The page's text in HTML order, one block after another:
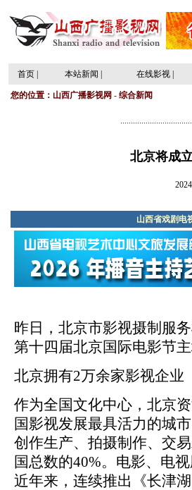
首页 本站新闻 在线影视
您的位置： 山西广播影视网 - 综合新闻
北京将成
山西省戏剧电
昨日，北京市影视摄制服
第十四届北京国际电影节
北京拥有2万余家影视企业
作为全国文化中心，北京
国影视发展最具活力的城
创作生产、拍摄制作、交
国总数的40%。电影、电
近年来，连续推出《长津